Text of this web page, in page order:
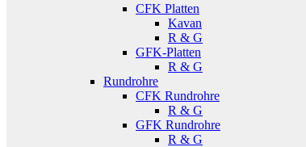
CFK Platten
Kavan
R & G
GFK-Platten
R & G
Rundrohre
CFK Rundrohre
R & G
GFK Rundrohre
R & G